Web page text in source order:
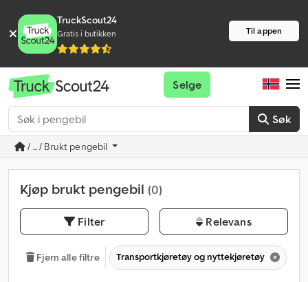
TruckScout24
Gratis i butikken Til appen
Søk
Selge
/ ... / Brukt pengebil
Kjøp brukt pengebil (0)
Filter Relevans
Fjern alle filtre Transportkjøretøy og nyttekjøretøy